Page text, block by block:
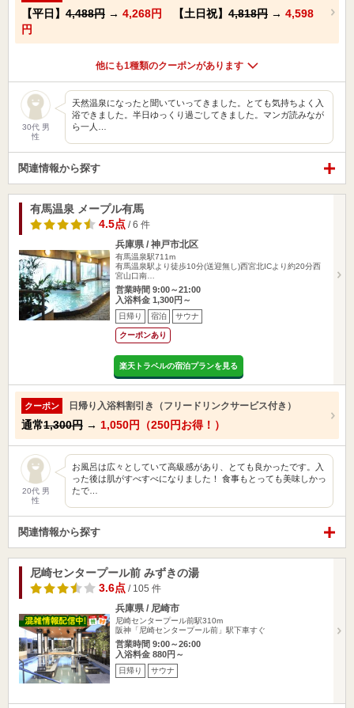
【平日】 4,488円 → 4,268円 【土日祝】 4,818円 → 4,598
円
他にも1種類のクーポンがあります
30代 男
性
天然温泉になったと聞いていってきました。とても気持ちよく入
浴できました。半日ゆっくり過ごしてきました。マンガ読みなが
ら一人…
関連情報から探す
有馬温泉 メープル有馬
4.5点 / 6 件
兵庫県 / 神戸市北区
有馬温泉駅711m
有馬温泉駅より徒歩10分(送迎無し)西宮北ICより約20分西
宮山口南…
営業時間 9:00～21:00
入浴料金 1,300円～
日帰り 宿泊 サウナ
クーポンあり
楽天トラベルの宿泊プランを見る
クーポン 日帰り入浴料割引き（フリードリンクサービス付き）
通常1,300円 → 1,050円（250円お得！）
20代 男
性
お風呂は広々としていて高級感があり、とても良かったです。入
った後は肌がすべすべになりました！ 食事もとっても美味しかっ
たで…
関連情報から探す
尼崎センタープール前 みずきの湯
3.6点 / 105 件
兵庫県 / 尼崎市
尼崎センタープール前駅310m
阪神「尼崎センタープール前」駅下車すぐ
営業時間 9:00～26:00
入浴料金 880円～
日帰り サウナ